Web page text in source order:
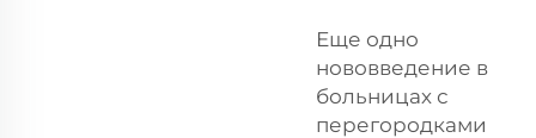
Еще одно
нововведение в
больницах с
перегородками